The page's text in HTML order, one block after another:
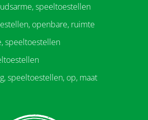
speeltoestellen
openbare, ruimte
speeltoestellen
speeltoestellen, op, maat